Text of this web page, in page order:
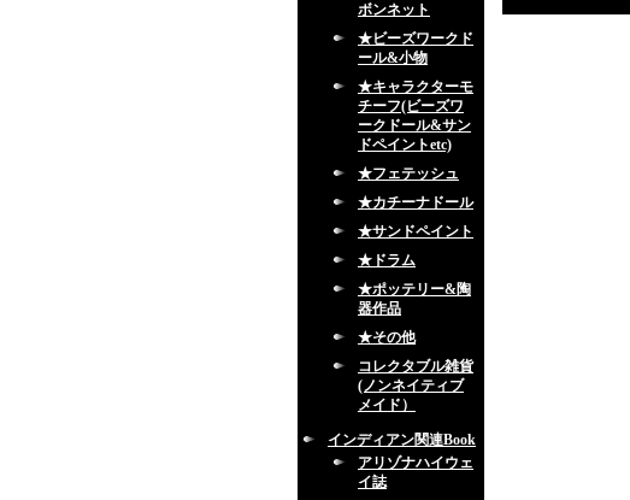
ボンネット
★ビーズワークド
ール&小物
★キャラクターモ
チーフ(ビーズワ
ークドール&サン
ドペイントetc)
★フェテッシュ
★カチーナドール
★サンドペイント
★ドラム
★ポッテリー&陶
器作品
★その他
コレクタブル雑貨
(ノンネイティブ
メイド）
インディアン関連Book
アリゾナハイウェ
イ誌